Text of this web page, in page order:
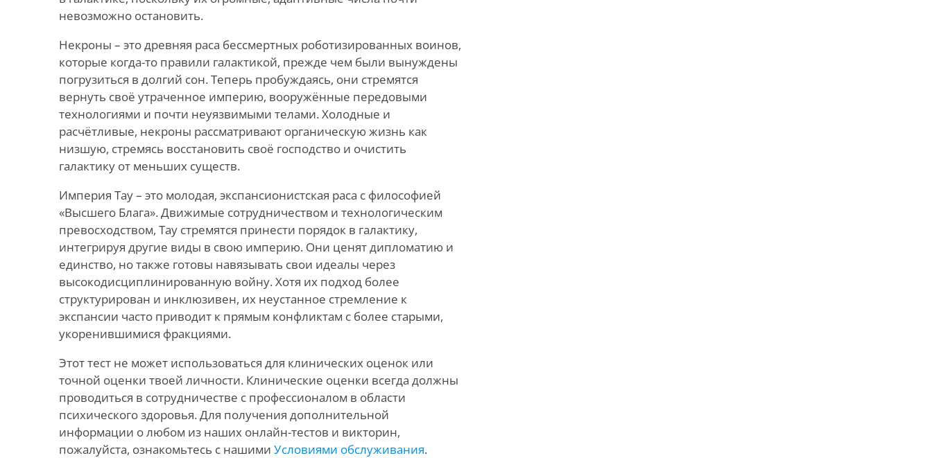
невозможно остановить.
Некроны – это древняя раса бессмертных роботизированных воинов,
которые когда-то правили галактикой, прежде чем были вынуждены
погрузиться в долгий сон. Теперь пробуждаясь, они стремятся
вернуть своё утраченное империю, вооружённые передовыми
технологиями и почти неуязвимыми телами. Холодные и
расчётливые, некроны рассматривают органическую жизнь как
низшую, стремясь восстановить своё господство и очистить
галактику от меньших существ.
Империя Тау – это молодая, экспансионистская раса с философией
«Высшего Блага». Движимые сотрудничеством и технологическим
превосходством, Тау стремятся принести порядок в галактику,
интегрируя другие виды в свою империю. Они ценят дипломатию и
единство, но также готовы навязывать свои идеалы через
высокодисциплинированную войну. Хотя их подход более
структурирован и инклюзивен, их неустанное стремление к
экспансии часто приводит к прямым конфликтам с более старыми,
укоренившимися фракциями.
Этот тест не может использоваться для клинических оценок или
точной оценки твоей личности. Клинические оценки всегда должны
проводиться в сотрудничестве с профессионалом в области
психического здоровья. Для получения дополнительной
информации о любом из наших онлайн-тестов и викторин,
пожалуйста, ознакомьтесь с нашими Условиями обслуживания.